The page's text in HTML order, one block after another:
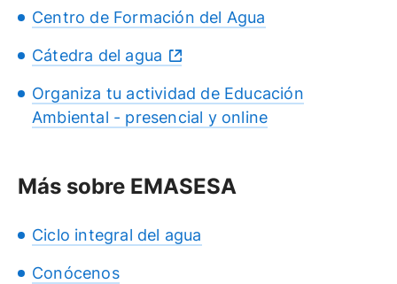
Centro de Formación del Agua
Cátedra del agua
Organiza tu actividad de Educación
Ambiental - presencial y online
Más sobre EMASESA
Ciclo integral del agua
Conócenos